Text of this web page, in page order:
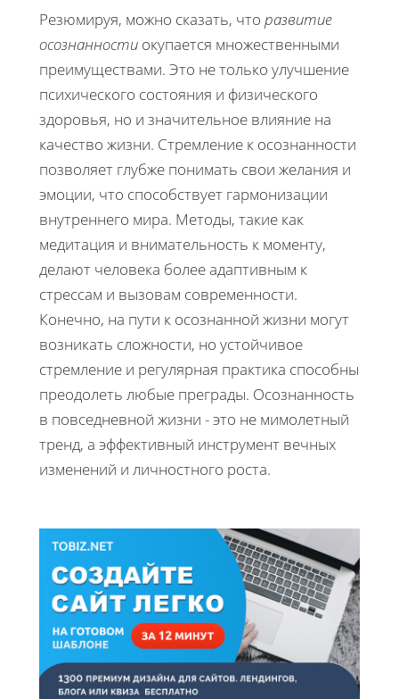
Резюмируя, можно сказать, что развитие
осознанности окупается множественными
преимуществами. Это не только улучшение
психического состояния и физического
здоровья, но и значительное влияние на
качество жизни. Стремление к осознанности
позволяет глубже понимать свои желания и
эмоции, что способствует гармонизации
внутреннего мира. Методы, такие как
медитация и внимательность к моменту,
делают человека более адаптивным к
стрессам и вызовам современности.
Конечно, на пути к осознанной жизни могут
возникать сложности, но устойчивое
стремление и регулярная практика способны
преодолеть любые преграды. Осознанность
в повседневной жизни - это не мимолетный
тренд, а эффективный инструмент вечных
изменений и личностного роста.